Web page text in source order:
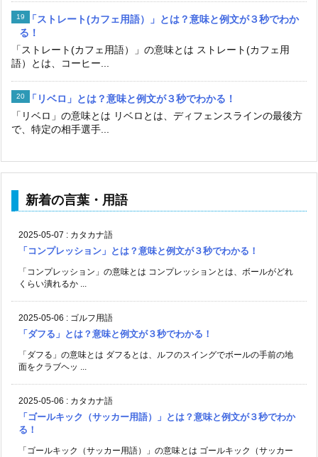
「ストレート(カフェ用語）」とは？意味と例文が３秒でわか
る！
「ストレート(カフェ用語）」の意味とは ストレート(カフェ用
語）とは、コーヒー...
「リベロ」とは？意味と例文が３秒でわかる！
「リベロ」の意味とは リベロとは、ディフェンスラインの最後方
で、特定の相手選手...
新着の言葉・用語
2025-05-07 : カタカナ語
「コンプレッション」とは？意味と例文が３秒でわかる！
「コンプレッション」の意味とは コンプレッションとは、ボールがどれ
くらい潰れるか ...
2025-05-06 : ゴルフ用語
「ダフる」とは？意味と例文が３秒でわかる！
「ダフる」の意味とは ダフるとは、ルフのスイングでボールの手前の地
面をクラブヘッ ...
2025-05-06 : カタカナ語
「ゴールキック（サッカー用語）」とは？意味と例文が３秒でわか
る！
「ゴールキック（サッカー用語）」の意味とは ゴールキック（サッカー